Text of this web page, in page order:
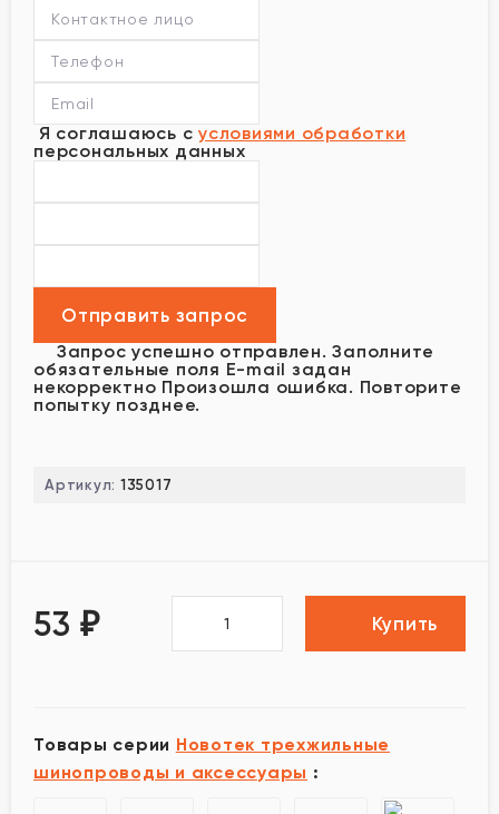
Я соглашаюсь с условиями обработки
персональных данных
Запрос успешно отправлен. Заполните
обязательные поля E-mail задан
некорректно Произошла ошибка. Повторите
попытку позднее.
Артикул: 135017
53₽ Купить
Товары серии Новотек трехжильные
шинопроводы и аксессуары :